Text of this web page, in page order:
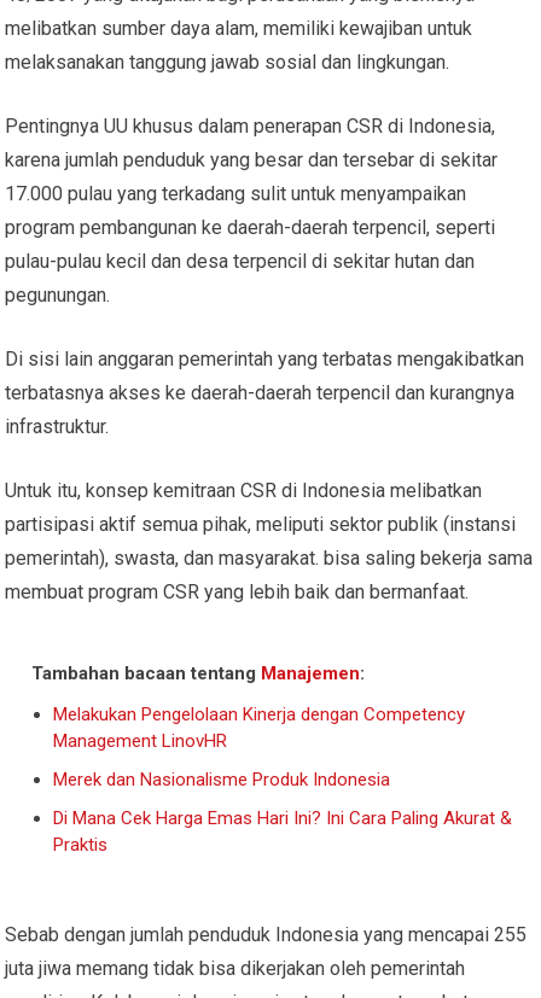
melibatkan sumber daya alam, memiliki kewajiban untuk
melaksanakan tanggung jawab sosial dan lingkungan.
Pentingnya UU khusus dalam penerapan CSR di Indonesia,
karena jumlah penduduk yang besar dan tersebar di sekitar
17.000 pulau yang terkadang sulit untuk menyampaikan
program pembangunan ke daerah-daerah terpencil, seperti
pulau-pulau kecil dan desa terpencil di sekitar hutan dan
pegunungan.
Di sisi lain anggaran pemerintah yang terbatas mengakibatkan
terbatasnya akses ke daerah-daerah terpencil dan kurangnya
infrastruktur.
Untuk itu, konsep kemitraan CSR di Indonesia melibatkan
partisipasi aktif semua pihak, meliputi sektor publik (instansi
pemerintah), swasta, dan masyarakat. bisa saling bekerja sama
membuat program CSR yang lebih baik dan bermanfaat.
Tambahan bacaan tentang Manajemen:
Melakukan Pengelolaan Kinerja dengan Competency
Management LinovHR
Merek dan Nasionalisme Produk Indonesia
Di Mana Cek Harga Emas Hari Ini? Ini Cara Paling Akurat &
Praktis
Sebab dengan jumlah penduduk Indonesia yang mencapai 255
juta jiwa memang tidak bisa dikerjakan oleh pemerintah